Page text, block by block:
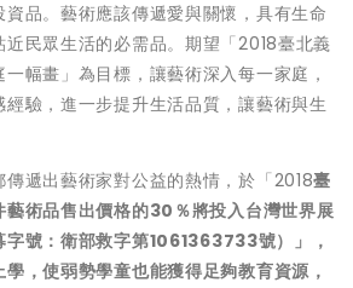
品。藝術應該傳遞愛與關懷，具有生命
民眾生活的必需品。期望「2018臺北義
幅畫」為目標，讓藝術深入每一家庭，
驗，進一步提升生活品質，讓藝術與生
遞出藝術家對公益的熱情，於「2018臺
藝術品售出價格的30％將投入台灣世界展
字號：衛部救字第1061363733號）」，
，使弱勢學童也能獲得足夠教育資源，